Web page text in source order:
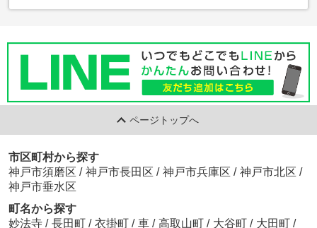
ページトップへ
市区町村から探す
神戸市須磨区 / 神戸市長田区 / 神戸市兵庫区 / 神戸市北区 /
神戸市垂水区
町名から探す
妙法寺 / 長田町 / 衣掛町 / 車 / 高取山町 / 大谷町 / 大田町 /